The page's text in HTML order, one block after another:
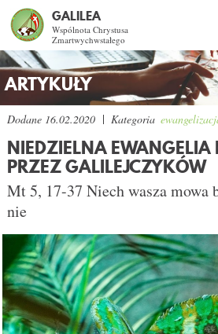
GALILEA
Wspólnota Chrystusa
Zmartwychwstałego
Szukaj
CO DAJE ŻYCIE Z
SPOTKANIA
DLA KOGO?
AKTUALNOŚCI
WSPÓLNOTA
SNE
ARTYKUŁY
Dodane 16.02.2020 Kategoria
NIEDZIELNA
PRZEZ GALILEJCZYKÓW
Mt 5, 17-37 Niech wasza mowa
nie